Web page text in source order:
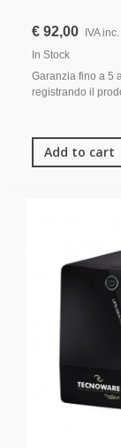
€ 92,00 IVA inc.
In Stock
Garanzia fino a 5
registrando il
Add to cart